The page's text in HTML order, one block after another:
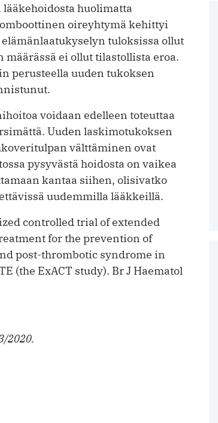
huolimatta
oireyhtymä kehittyi
tuloksissa ollut
ei ollut tilastollista eroa.
perusteella uuden tukoksen
voidaan edelleen toteuttaa
Uuden laskimo­tukoksen
välttäminen ovat
pysyvästä hoidosta on vaikea
kantaa siihen, olisivatko
uudemmilla lääkkeillä.
controlled trial of extended
for the prevention of
post-thrombotic syndrome in
(the ExACT study). Br J Haematol
2020.